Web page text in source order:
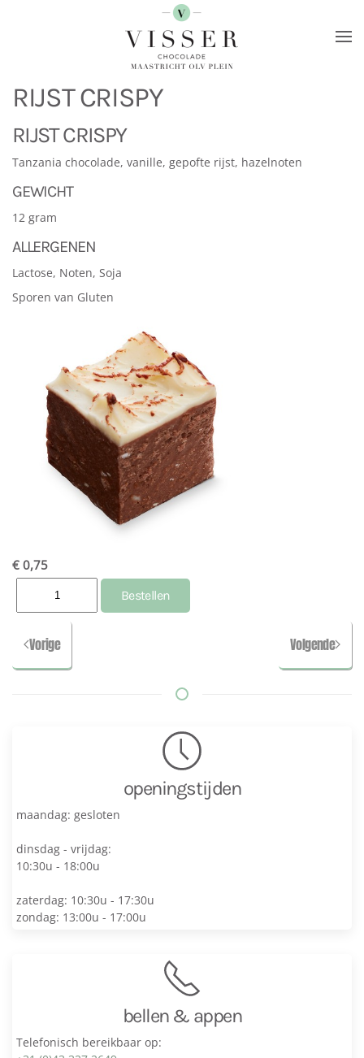
Terug naar hoofdinhoud
RIJST CRISPY
RIJST CRISPY
Tanzania chocolade, vanille, gepofte rijst, hazelnoten
GEWICHT
12 gram
ALLERGENEN
Lactose, Noten, Soja
Sporen van Gluten
€ 0,75
Vorige Volgende
openingstijden
maandag: gesloten
dinsdag - vrijdag:
10:30u - 18:00u
zaterdag: 10:30u - 17:30u
zondag: 13:00u - 17:00u
bellen & appen
Telefonisch bereikbaar op: